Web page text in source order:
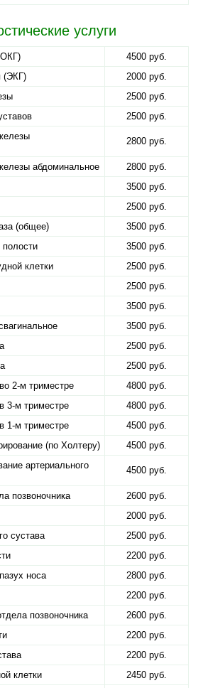
услуги
4500 руб.
(ЭКГ)
2000 руб.
2500 руб.
2500 руб.
2800 руб.
абдоминальное
2800 руб.
3500 руб.
2500 руб.
(общее)
3500 руб.
3500 руб.
клетки
2500 руб.
2500 руб.
3500 руб.
3500 руб.
2500 руб.
2500 руб.
2-м триместре
4800 руб.
3-м триместре
4800 руб.
1-м триместре
4500 руб.
(по Холтеру)
4500 руб.
артериального
4500 руб.
позвоночника
2600 руб.
2000 руб.
сустава
2500 руб.
2200 руб.
носа
2800 руб.
2200 руб.
позвоночника
2600 руб.
2200 руб.
2200 руб.
клетки
2450 руб.